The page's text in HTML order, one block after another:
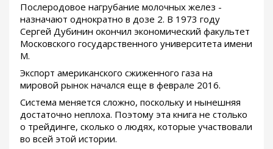
Послеродовое нагрубание молочных желез -
назначают однократно в дозе 2. В 1973 году
Сергей Дубинин окончил экономический факультет
Московского государственного университета имени
М.
Экспорт американского сжиженного газа на
мировой рынок начался еще в феврале 2016.
Система меняется сложно, поскольку и нынешняя
достаточно неплоха. Поэтому эта книга не столько
о трейдинге, сколько о людях, которые участвовали
во всей этой истории.